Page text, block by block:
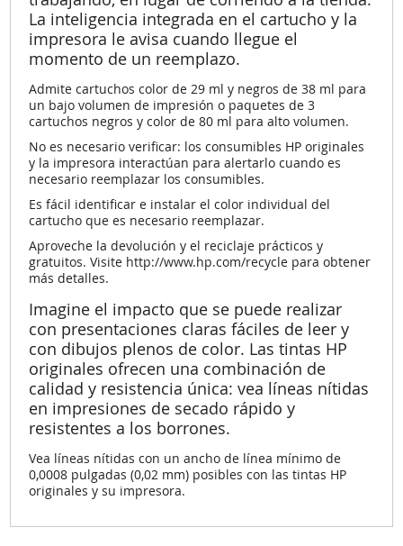
La inteligencia integrada en el cartucho y la
impresora le avisa cuando llegue el
momento de un reemplazo.
Admite cartuchos color de 29 ml y negros de 38 ml para
un bajo volumen de impresión o paquetes de 3
cartuchos negros y color de 80 ml para alto volumen.
No es necesario verificar: los consumibles HP originales
y la impresora interactúan para alertarlo cuando es
necesario reemplazar los consumibles.
Es fácil identificar e instalar el color individual del
cartucho que es necesario reemplazar.
Aproveche la devolución y el reciclaje prácticos y
gratuitos. Visite http://www.hp.com/recycle para obtener
más detalles.
Imagine el impacto que se puede realizar
con presentaciones claras fáciles de leer y
con dibujos plenos de color. Las tintas HP
originales ofrecen una combinación de
calidad y resistencia única: vea líneas nítidas
en impresiones de secado rápido y
resistentes a los borrones.
Vea líneas nítidas con un ancho de línea mínimo de
0,0008 pulgadas (0,02 mm) posibles con las tintas HP
originales y su impresora.